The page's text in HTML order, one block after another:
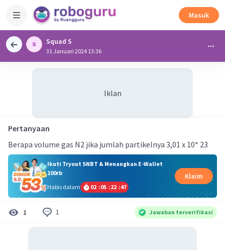
Masuk
Squad S
31 Januari 2024 13:36
Iklan
Pertanyaan
Berapa volume gas N2 jika jumlah partikelnya 3,01 x 10* 23
Ikuti Tryout SNBT & Menangkan E-Wallet
100rb
Habis dalam
02 :05 :22 :46
Klaim
1 1 Jawaban terverifikasi